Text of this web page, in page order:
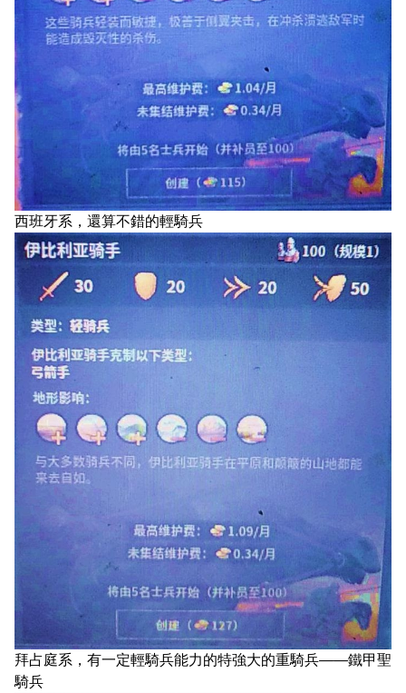
西班牙系，還算不錯的輕騎兵
拜占庭系，有一定輕騎兵能力的特強大的重騎兵——鐵甲聖
騎兵